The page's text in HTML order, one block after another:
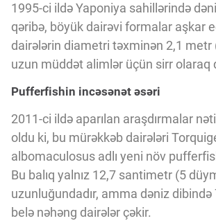
İSTIFADƏ ŞƏRTLƏRİ
MƏXFİLİK SİYASƏTİ
Haqqımızda
Vizyoner Baxışı
1995-ci ildə Yaponiya sahillərində
qəribə, böyük dairəvi formalar aşkar
dairələrin diametri təxminən 2,1 metr
uzun müddət alimlər üçün sirr olaraq
Pufferfishin incəsənət əsəri
2011-ci ildə aparılan araşdırmalar
oldu ki, bu mürəkkəb dairələri
albomaculosus adlı yeni növ
Bu balıq yalnız 12,7 santimetr (5
uzunluğundadır, amma dəniz dibində
belə nəhəng dairələr çəkir.